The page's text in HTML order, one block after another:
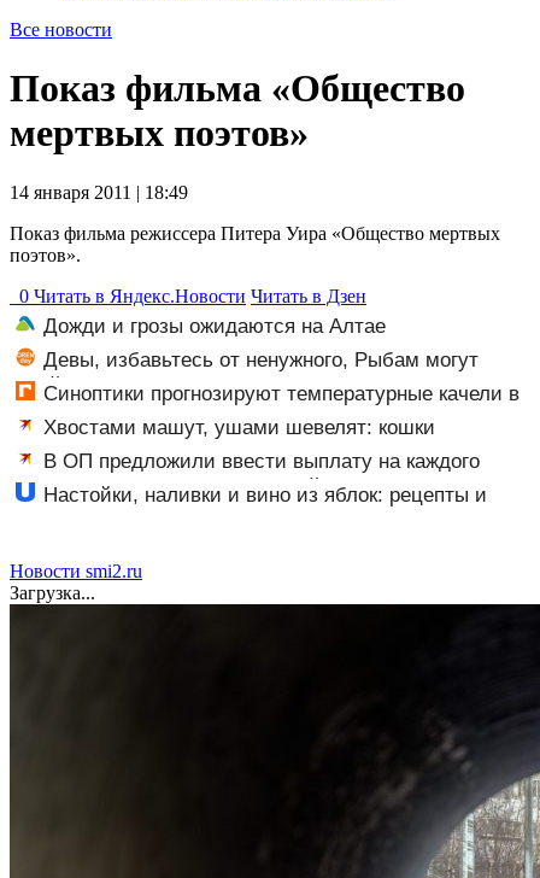
Все новости
Показ фильма «Общество
мертвых поэтов»
14 января 2011 | 18:49
Показ фильма режиссера Питера Уира «Общество мертвых
поэтов».
0 Читать в Яндекс.Новости Читать в Дзен
Дожди и грозы ожидаются на Алтае
Девы, избавьтесь от ненужного, Рыбам могут
прийти сны-подсказки, а Львам советуют быть
лидером в деле
Синоптики прогнозируют температурные качели в
Башкирии
Хвостами машут, ушами шевелят: кошки
изъясняются в основном «жестами». Как их понять?
В ОП предложили ввести выплату на каждого
школьника к 1 сентября: о какой сумме идет речь
Настойки, наливки и вино из яблок: рецепты и
Новости smi2.ru
Загрузка...